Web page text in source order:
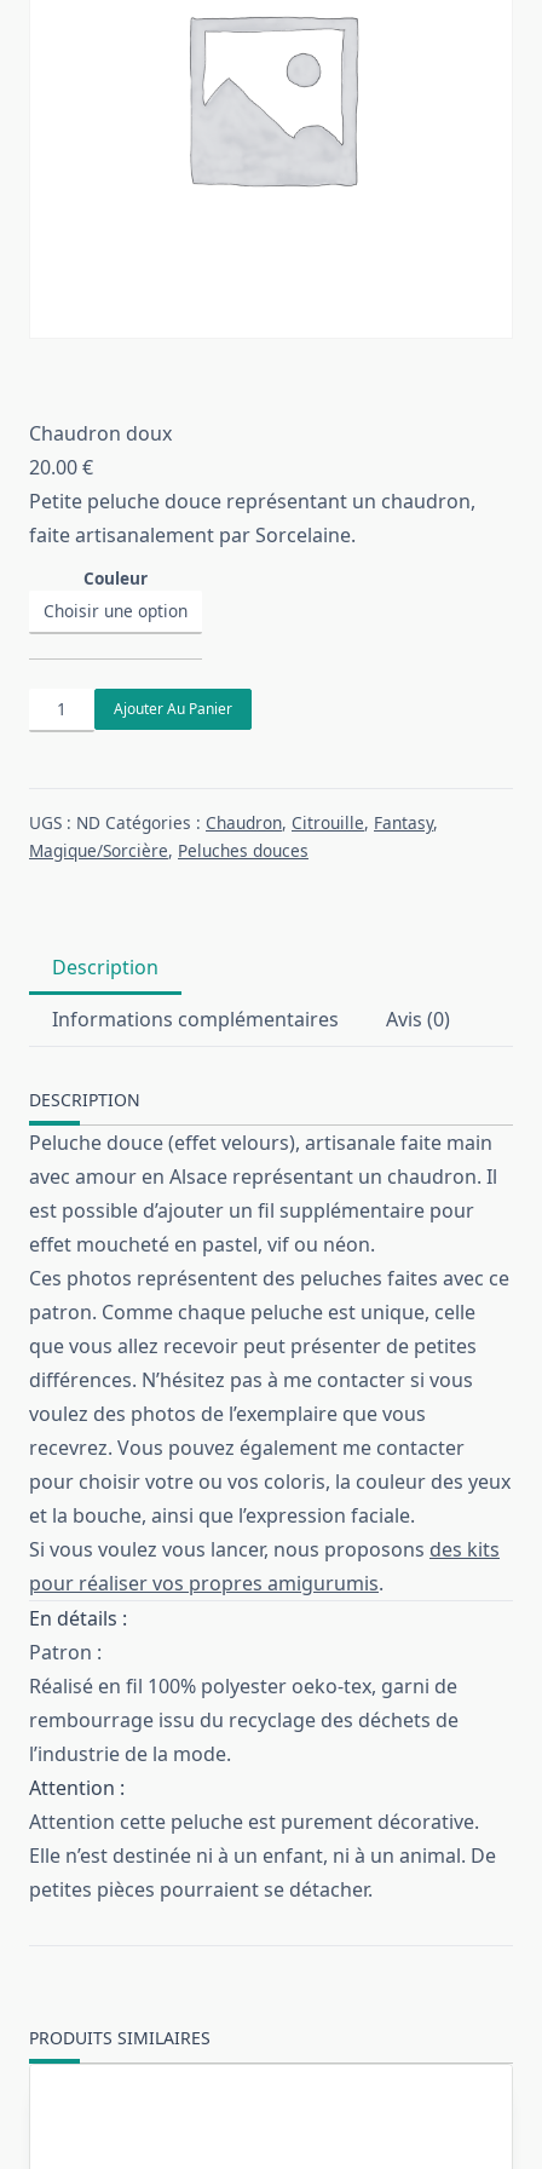
Chaudron doux
20.00€
Petite peluche douce représentant un chaudron,
faite artisanalement par Sorcelaine.
Couleur
quantité
Ajouter Au Panier
UGS : ND Catégories : Chaudron, Citrouille, Fantasy,
Magique/Sorcière, Peluches douces
Description
Informations complémentaires
Avis (0)
DESCRIPTION
Peluche douce (effet velours), artisanale faite main
avec amour en Alsace représentant un chaudron. Il
est possible d’ajouter un fil supplémentaire pour
effet moucheté en pastel, vif ou néon.
Ces photos représentent des peluches faites avec ce
patron. Comme chaque peluche est unique, celle
que vous allez recevoir peut présenter de petites
différences. N’hésitez pas à me contacter si vous
voulez des photos de l’exemplaire que vous
recevrez. Vous pouvez également me contacter
pour choisir votre ou vos coloris, la couleur des yeux
et la bouche, ainsi que l’expression faciale.
Si vous voulez vous lancer, nous proposons des kits
pour réaliser vos propres amigurumis.
En détails :
Patron :
Réalisé en fil 100% polyester oeko-tex, garni de
rembourrage issu du recyclage des déchets de
l’industrie de la mode.
Attention :
Attention cette peluche est purement décorative.
Elle n’est destinée ni à un enfant, ni à un animal. De
petites pièces pourraient se détacher.
PRODUITS SIMILAIRES